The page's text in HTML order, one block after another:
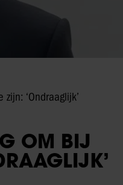
‘Ondraaglijk’
OM BIJ